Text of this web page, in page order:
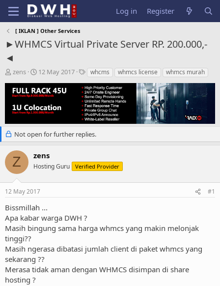
Log in Register
[ IKLAN ] Other Services
►WHMCS Virtual Private Server RP. 200.000,-
◄
T
r
e
a
d
s
a
r
t
e
zens
S
a
r
t
d
a
t
e
12 May 2017
T
g
s
whcms whmcs license whmcs murah
Not open for further replies.
Z zens
Hosting Guru Verified Provider
12 May 2017 #1
Bissmillah ...
Apa kabar warga DWH ?
Masih bingung sama harga whmcs yang makin melonjak
tinggi??
Masih ngerasa dibatasi jumlah client di paket whmcs yang
sekarang ??
Merasa tidak aman dengan WHMCS disimpan di share
hosting ?